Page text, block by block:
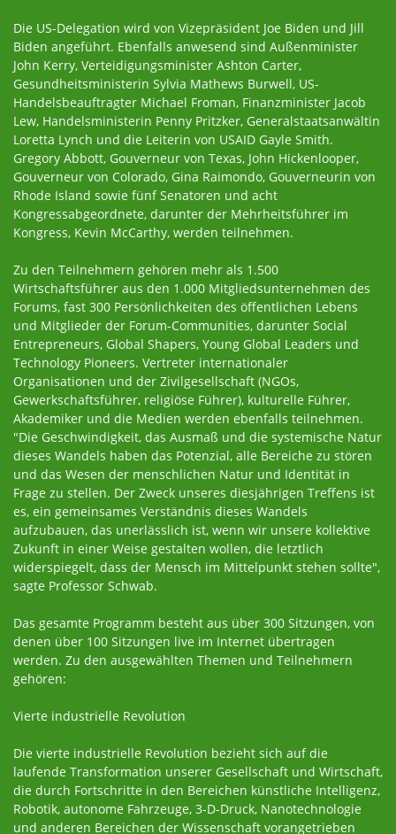
Die US-Delegation wird von Vizepräsident Joe Biden und Jill
Biden angeführt. Ebenfalls anwesend sind Außenminister
John Kerry, Verteidigungsminister Ashton Carter,
Gesundheitsministerin Sylvia Mathews Burwell, US-
Handelsbeauftragter Michael Froman, Finanzminister Jacob
Lew, Handelsministerin Penny Pritzker, Generalstaatsanwältin
Loretta Lynch und die Leiterin von USAID Gayle Smith.
Gregory Abbott, Gouverneur von Texas, John Hickenlooper,
Gouverneur von Colorado, Gina Raimondo, Gouverneurin von
Rhode Island sowie fünf Senatoren und acht
Kongressabgeordnete, darunter der Mehrheitsführer im
Kongress, Kevin McCarthy, werden teilnehmen.
Zu den Teilnehmern gehören mehr als 1.500
Wirtschaftsführer aus den 1.000 Mitgliedsunternehmen des
Forums, fast 300 Persönlichkeiten des öffentlichen Lebens
und Mitglieder der Forum-Communities, darunter Social
Entrepreneurs, Global Shapers, Young Global Leaders und
Technology Pioneers. Vertreter internationaler
Organisationen und der Zivilgesellschaft (NGOs,
Gewerkschaftsführer, religiöse Führer), kulturelle Führer,
Akademiker und die Medien werden ebenfalls teilnehmen.
"Die Geschwindigkeit, das Ausmaß und die systemische Natur
dieses Wandels haben das Potenzial, alle Bereiche zu stören
und das Wesen der menschlichen Natur und Identität in
Frage zu stellen. Der Zweck unseres diesjährigen Treffens ist
es, ein gemeinsames Verständnis dieses Wandels
aufzubauen, das unerlässlich ist, wenn wir unsere kollektive
Zukunft in einer Weise gestalten wollen, die letztlich
widerspiegelt, dass der Mensch im Mittelpunkt stehen sollte",
sagte Professor Schwab.
Das gesamte Programm besteht aus über 300 Sitzungen, von
denen über 100 Sitzungen live im Internet übertragen
werden. Zu den ausgewählten Themen und Teilnehmern
gehören:
Vierte industrielle Revolution
Die vierte industrielle Revolution bezieht sich auf die
laufende Transformation unserer Gesellschaft und Wirtschaft,
die durch Fortschritte in den Bereichen künstliche Intelligenz,
Robotik, autonome Fahrzeuge, 3-D-Druck, Nanotechnologie
und anderen Bereichen der Wissenschaft vorangetrieben